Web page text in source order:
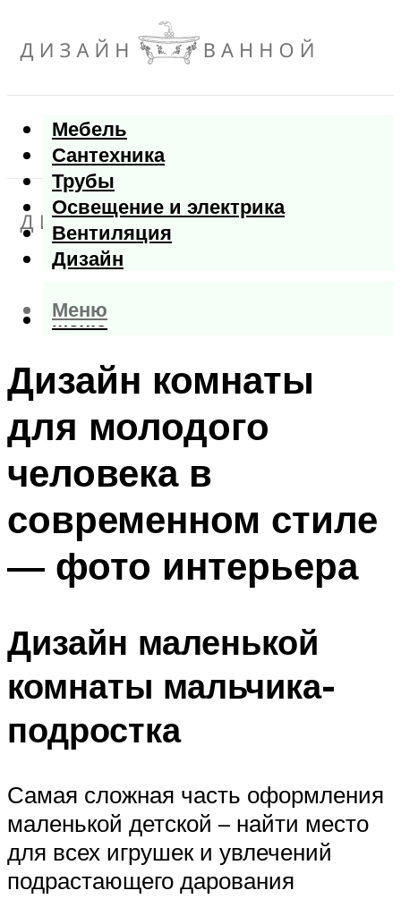
Мебель
Сантехника
Трубы
Освещение и электрика
Вентиляция
Дизайн
Меню
Меню
Дизайн комнаты
для молодого
человека в
современном стиле
— фото интерьера
Дизайн маленькой
комнаты мальчика-
подростка
Самая сложная часть оформления
маленькой детской – найти место
для всех игрушек и увлечений
подрастающего дарования